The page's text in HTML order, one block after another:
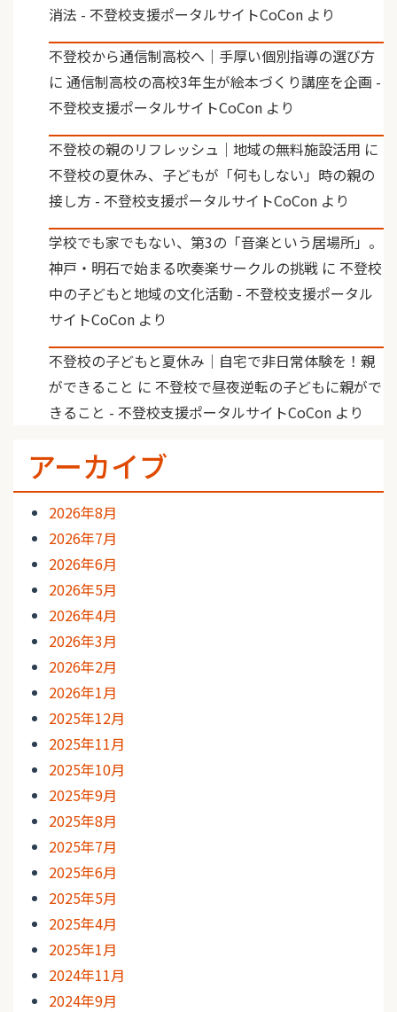
消法 - 不登校支援ポータルサイトCoCon より
不登校から通信制高校へ｜手厚い個別指導の選び方
に 通信制高校の高校3年生が絵本づくり講座を企画 -
不登校支援ポータルサイトCoCon より
不登校の親のリフレッシュ｜地域の無料施設活用 に
不登校の夏休み、子どもが「何もしない」時の親の
接し方 - 不登校支援ポータルサイトCoCon より
学校でも家でもない、第3の「音楽という居場所」。
神戸・明石で始まる吹奏楽サークルの挑戦 に 不登校
中の子どもと地域の文化活動 - 不登校支援ポータル
サイトCoCon より
不登校の子どもと夏休み｜自宅で非日常体験を！親
ができること に 不登校で昼夜逆転の子どもに親がで
きること - 不登校支援ポータルサイトCoCon より
アーカイブ
2026年8月
2026年7月
2026年6月
2026年5月
2026年4月
2026年3月
2026年2月
2026年1月
2025年12月
2025年11月
2025年10月
2025年9月
2025年8月
2025年7月
2025年6月
2025年5月
2025年4月
2025年1月
2024年11月
2024年9月